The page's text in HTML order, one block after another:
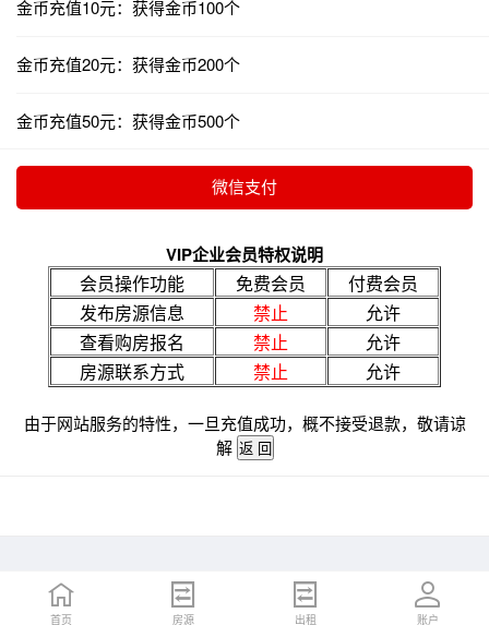
金币充值10元：获得金币100个
金币充值20元：获得金币200个
金币充值50元：获得金币500个
VIP企业会员特权说明
会员操作功能 免费会员
付费会员
发布房源信息
禁止
允许
查看购房报名
禁止
允许
房源联系方式
禁止 允许
由于网站服务的特性，一旦充值成功，概不接受退款，敬请谅
解
首页 房源 出租 账户